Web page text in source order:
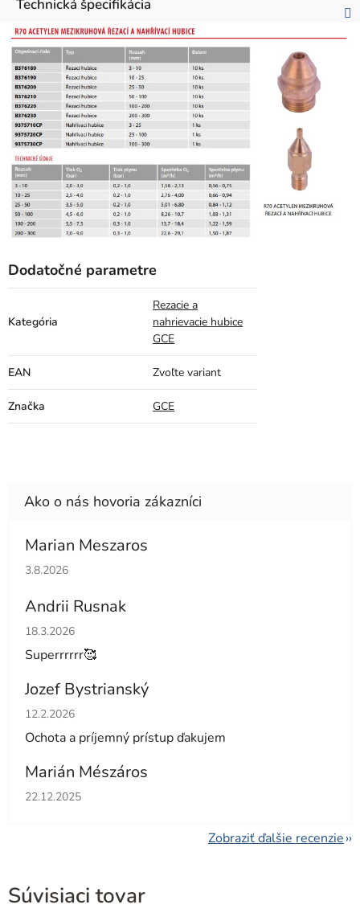
Technická špecifikácia
Dodatočné parametre
Kategória
Rezacie a
nahrievacie hubice
GCE
EAN Zvoľte variant
Značka GCE
Marian Meszaros
Hodnotenie obchodu je 5 z 5 hviezdičiek.
3.8.2026
Andrii Rusnak
Hodnotenie obchodu je 5 z 5 hviezdičiek.
18.3.2026
Superrrrrr🥰
Jozef Bystrianský
Hodnotenie obchodu je 5 z 5 hviezdičiek.
12.2.2026
Ochota a príjemný prístup ďakujem
Marián Mészáros
Hodnotenie obchodu je 5 z 5 hviezdičiek.
22.12.2025
Zobraziť ďalšie recenzie
Súvisiaci tovar